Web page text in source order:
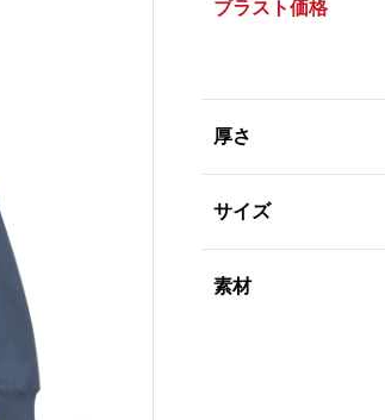
ブラスト価格
厚さ
サイズ
素材